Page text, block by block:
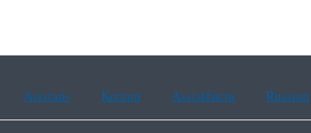
Asistans Korean Assistência Russian